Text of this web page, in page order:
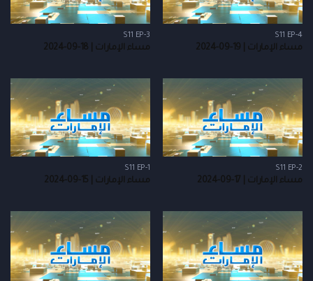
S11 EP-4
مساء الإمارات | 19-09-2024
S11 EP-3
مساء الإمارات | 18-09-2024
S11 EP-2
مساء الإمارات | 17-09-2024
S11 EP-1
مساء الإمارات | 15-09-2024